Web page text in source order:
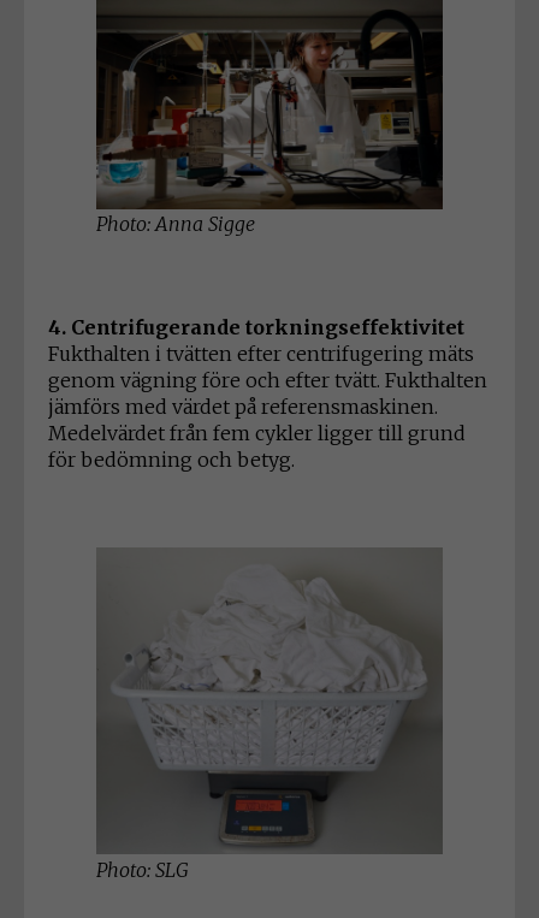
Photo: Anna Sigge
4. Centrifugerande torkningseffektivitet
Fukthalten i tvätten efter centrifugering mäts
genom vägning före och efter tvätt. Fukthalten
jämförs med värdet på referensmaskinen.
Medelvärdet från fem cykler ligger till grund
för bedömning och betyg.
Photo: SLG